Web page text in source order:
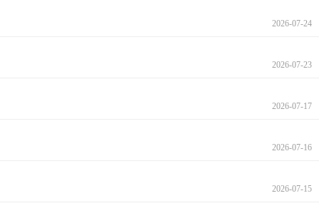
2026-07-24
2026-07-23
2026-07-17
2026-07-16
2026-07-15